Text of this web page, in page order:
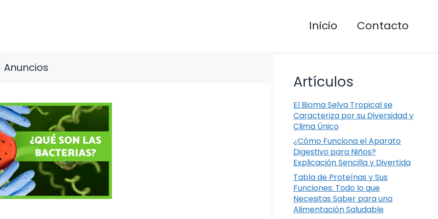
Inicio Contacto
Anuncios
Artículos
El Bioma Selva Tropical se
Caracteriza por su Diversidad y
Clima Único
¿Cómo Funciona el Aparato
Digestivo para Niños?
Explicación Sencilla y Divertida
Tabla de Proteínas y Sus
Funciones: Todo lo que
Necesitas Saber para una
Alimentación Saludable